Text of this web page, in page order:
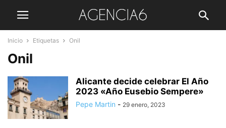
Inicio Etiquetas Onil
Onil
Alicante decide celebrar El Año
2023 «Año Eusebio Sempere»
Pepe Martin - 29 enero, 2023